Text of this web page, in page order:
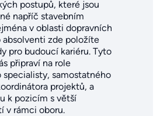
postupů, které jsou
napříč stavebním
v oblasti dopravních
absolventi zde položíte
pro budoucí kariéru. Tyto
připraví na role
specialisty, samostatného
projektů, a
k pozicím s větší
v rámci oboru.